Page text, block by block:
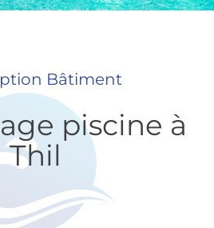
Bâtiment
piscine à
Thil